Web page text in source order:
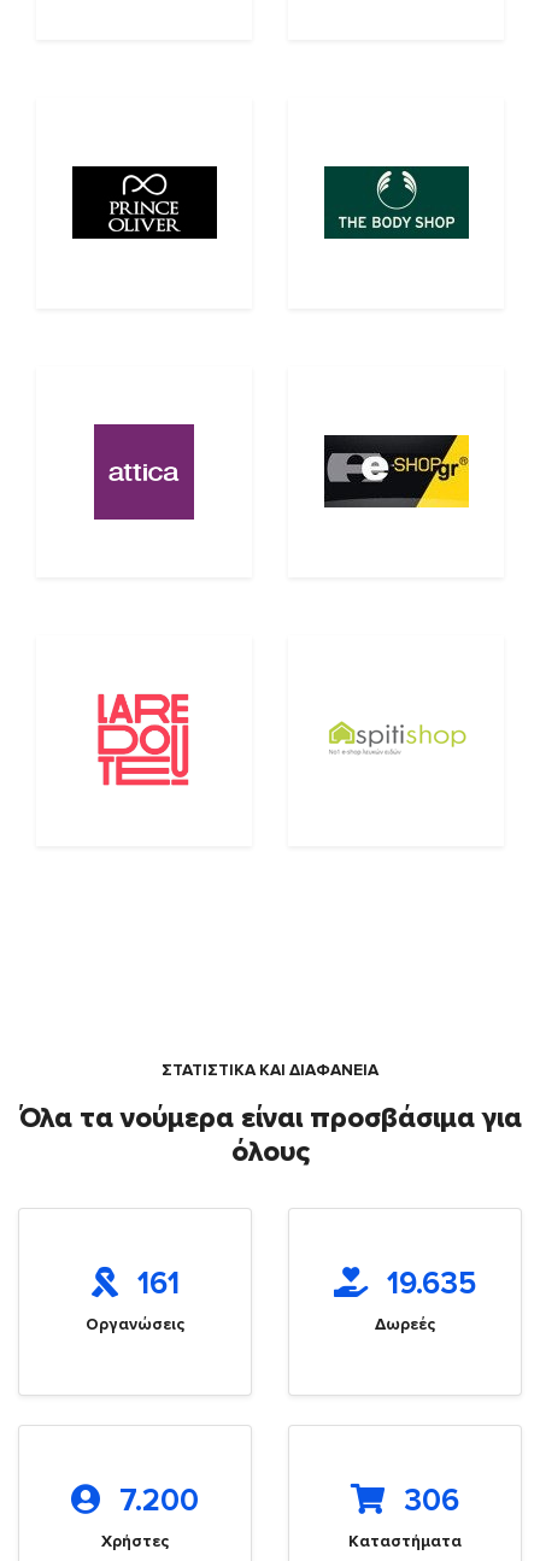
ΣΤΑΤΙΣΤΙΚΑ ΚΑΙ ΔΙΑΦΑΝΕΙΑ
Όλα τα νούμερα είναι προσβάσιμα για
όλους
161
Οργανώσεις
19.635
Δωρεές
7.200
Χρήστες
306
Καταστήματα